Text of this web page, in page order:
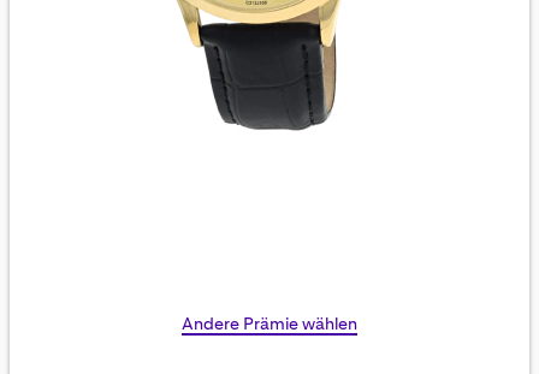
Skip
Andere Prämie wählen